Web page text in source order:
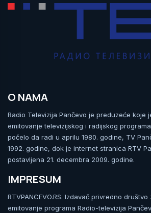
O NAMA
Radio Televizija Pančevo je preduzeće koje
emitovanje televizijskog i radijskog
počelo da radi u aprilu 1980. godine, TV
1992. godine, dok je internet stranica RTV
postavljena 21. decembra 2009. godine.
IMPRESUM
RTVPANCEVO.RS. Izdavač privredno
emitovanje programa Radio-televizija